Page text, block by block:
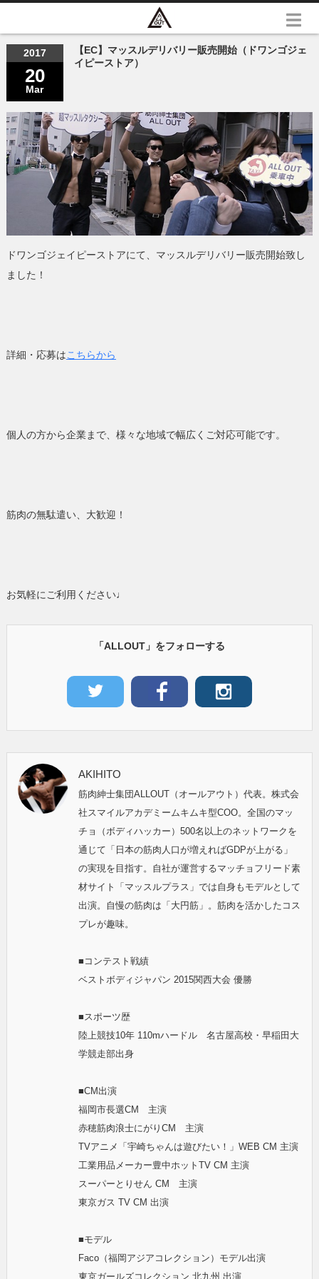
2017
20
Mar
【EC】マッスルデリバリー販売開始（ドワンゴジェ
イピーストア）
ドワンゴジェイピーストアにて、マッスルデリバリー販売開始致し
ました！
詳細・応募はこちらから
個人の方から企業まで、様々な地域で幅広くご対応可能です。
筋肉の無駄遣い、大歓迎！
お気軽にご利用ください♩
「ALLOUT」をフォローする
AKIHITO
筋肉紳士集団ALLOUT（オールアウト）代表。株式会
社スマイルアカデミームキムキ型COO。全国のマッ
チョ（ボディハッカー）500名以上のネットワークを
通じて「日本の筋肉人口が増えればGDPが上がる」
の実現を目指す。自社が運営するマッチョフリード素
材サイト「マッスルプラス」では自身もモデルとして
出演。自慢の筋肉は「大円筋」。筋肉を活かしたコス
プレが趣味。
■コンテスト戦績
ベストボディジャパン 2015関西大会 優勝
■スポーツ歴
陸上競技10年 110mハードル 名古屋高校・早稲田大
学競走部出身
■CM出演
福岡市長選CM 主演
赤穂筋肉浪士にがりCM 主演
TVアニメ「宇崎ちゃんは遊びたい！」WEB CM 主演
工業用品メーカー豊中ホットTV CM 主演
スーパーとりせん CM 主演
東京ガス TV CM 出演
■モデル
Faco（福岡アジアコレクション）モデル出演
東京ガールズコレクション 北九州 出演